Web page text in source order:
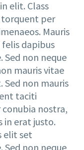
elit. Class
per
Mauris
dapibus
Sed non neque
mauris vitae
Sed non mauris
taciti
nostra,
in erat justo.
elit set
Sed non neque